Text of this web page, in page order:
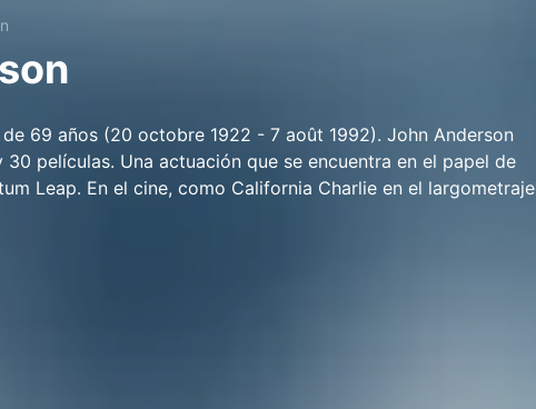
69 años (20 octobre 1922 - 7 août 1992). John Anderson
30 películas. Una actuación que se encuentra en el papel de
Leap. En el cine, como California Charlie en el largometraje